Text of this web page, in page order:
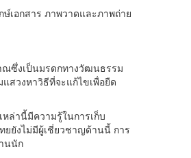
เอกสาร ภาพวาดและภาพถ่าย
ณซึ่งเป็นมรดกทางวัฒนธรรม
สวงหาวิธีที่จะแก้ไขเพื่อยืด
ล่านี้มีความรู้ในการเก็บ
ยยังไม่มีผู้เชี่ยวชาญด้านนี้ การ
นนัก